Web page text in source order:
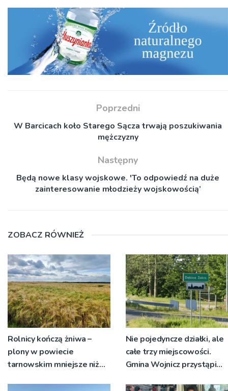
Poprzedni
W Barcicach koło Starego Sącza trwają poszukiwania
mężczyzny
Następny
Będą nowe klasy wojskowe. 'To odpowiedź na duże
zainteresowanie młodzieży wojskowością’
ZOBACZ RÓWNIEŻ
Rolnicy kończą żniwa –
plony w powiecie
tarnowskim mniejsze niż
Nie pojedyncze działki, ale
całe trzy miejscowości.
Gmina Wojnicz przystąpi